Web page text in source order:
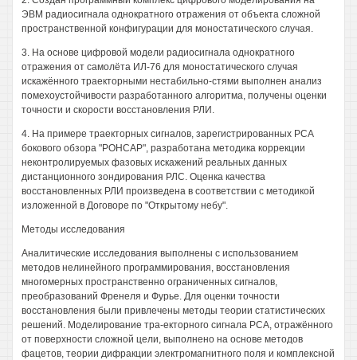
ЭВМ радиосигнала однократного отражения от объекта сложной
пространственной конфигурации для моностатического случая.
3. На основе цифровой модели радиосигнала однократного
отражения от самолёта ИЛ-76 для моностатического случая
искажённого траекторными нестабильно-стями выполнен анализ
помехоустойчивости разработанного алгоритма, получены оценки
точности и скорости восстановления РЛИ.
4. На примере траекторных сигналов, зарегистрированных РСА
бокового обзора "РОНСАР", разработана методика коррекции
неконтролируемых фазовых искажений реальных данных
дистанционного зондирования РЛС. Оценка качества
восстановленных РЛИ произведена в соответствии с методикой
изложенной в Договоре по "Открытому небу".
Методы исследования
Аналитические исследования выполнены с использованием
методов нелинейного программирования, восстановления
многомерных пространственно ограниченных сигналов,
преобразований Френеля и Фурье. Для оценки точности
восстановления были привлечены методы теории статистических
решений. Моделирование тра-екторного сигнала РСА, отражённого
от поверхности сложной цели, выполнено на основе методов
фацетов, теории дифракции электромагнитного поля и комплексной